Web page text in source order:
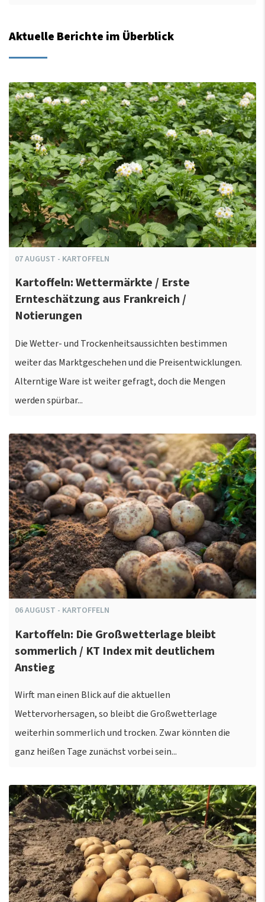
Aktuelle Berichte im Überblick
07AUGUST - KARTOFFELN
Kartoffeln: Wettermärkte / Erste
Ernteschätzung aus Frankreich /
Notierungen
Die Wetter- und Trockenheitsaussichten bestimmen
weiter das Marktgeschehen und die Preisentwicklungen.
Alterntige Ware ist weiter gefragt, doch die Mengen
werden spürbar...
06AUGUST - KARTOFFELN
Kartoffeln: Die Großwetterlage bleibt
sommerlich / KT Index mit deutlichem
Anstieg
Wirft man einen Blick auf die aktuellen
Wettervorhersagen, so bleibt die Großwetterlage
weiterhin sommerlich und trocken. Zwar könnten die
ganz heißen Tage zunächst vorbei sein...